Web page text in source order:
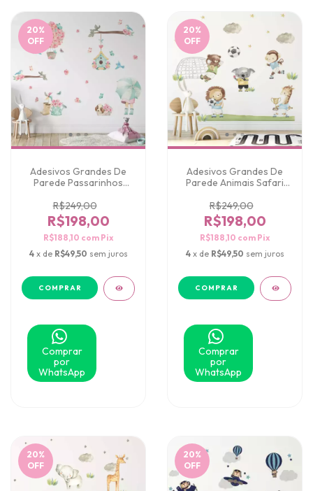
20%
OFF
Adesivos Grandes De
Parede Passarinhos
R$249,00
R$198,00
R$188,10 com Pix
4 x de R$49,50 sem juros
Comprar
por
WhatsApp
20%
OFF
Adesivos Grandes De
Parede Animais Safari
R$249,00
R$198,00
R$188,10 com Pix
4 x de R$49,50 sem juros
Comprar
por
WhatsApp
20%
OFF
20%
OFF